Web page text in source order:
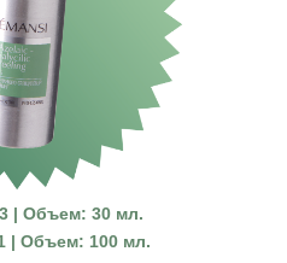
| Объем: 100 мл.
| Объем: 30 мл.